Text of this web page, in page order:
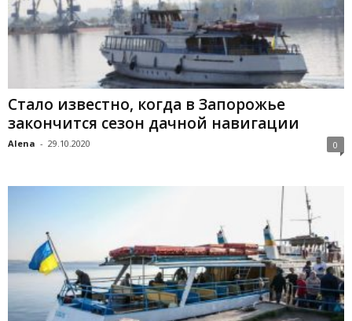
Стало известно, когда в Запорожье
закончится сезон дачной навигации
Alena - 29.10.2020 0